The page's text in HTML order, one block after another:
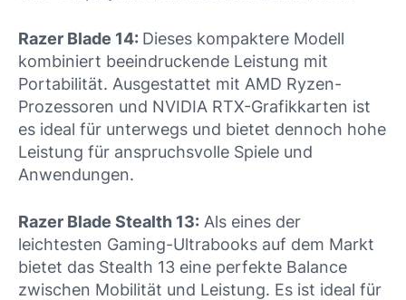
Razer Blade 14: Dieses kompaktere Modell
kombiniert beeindruckende Leistung mit
Portabilität. Ausgestattet mit AMD Ryzen-
Prozessoren und NVIDIA RTX-Grafikkarten ist
es ideal für unterwegs und bietet dennoch hohe
Leistung für anspruchsvolle Spiele und
Anwendungen.
Razer Blade Stealth 13: Als eines der
leichtesten Gaming-Ultrabooks auf dem Markt
bietet das Stealth 13 eine perfekte Balance
zwischen Mobilität und Leistung. Es ist ideal für